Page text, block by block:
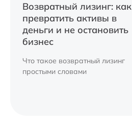
Возвратный лизинг: как
превратить активы в
деньги и не остановить
бизнес
Что такое возвратный лизинг
простыми словами